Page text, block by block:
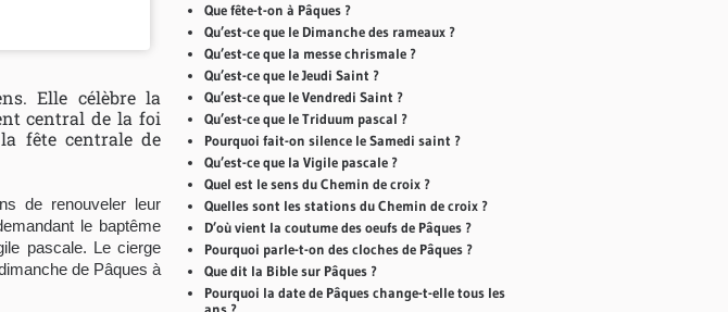
Elle célèbre la
central de la foi
fête centrale de
de renouveler leur
le baptême
pascale. Le cierge
de Pâques à
Que fête-t-on à Pâques ?
Qu’est-ce que le Dimanche des rameaux ?
Qu’est-ce que la messe chrismale ?
Qu’est-ce que le Jeudi Saint ?
Qu’est-ce que le Vendredi Saint ?
Qu’est-ce que le Triduum pascal ?
Pourquoi fait-on silence le Samedi saint ?
Qu’est-ce que la Vigile pascale ?
Quel est le sens du Chemin de croix ?
Quelles sont les stations du Chemin de croix ?
D’où vient la coutume des oeufs de Pâques ?
Pourquoi parle-t-on des cloches de Pâques ?
Que dit la Bible sur Pâques ?
Pourquoi la date de Pâques change-t-elle tous les